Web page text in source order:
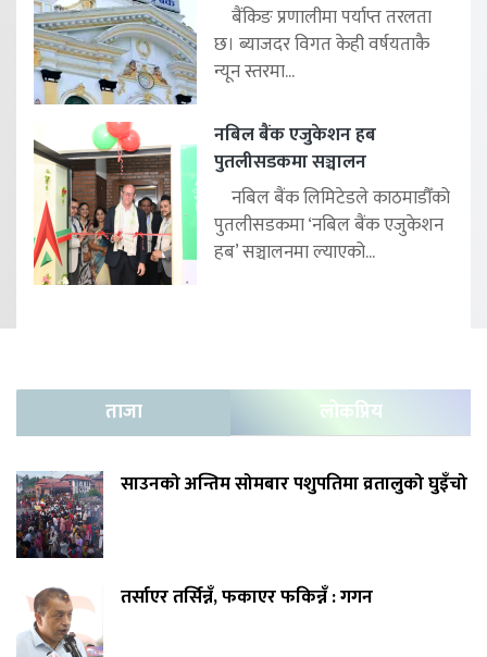
बैंकिङ प्रणालीमा पर्याप्त तरलता
छ। ब्याजदर विगत केही वर्षयताकै
न्यून स्तरमा...
नबिल बैंक एजुकेशन हब
पुतलीसडकमा सञ्चालन
नबिल बैंक लिमिटेडले काठमाडौँको
पुतलीसडकमा ‘नबिल बैंक एजुकेशन
हब’ सञ्चालनमा ल्याएको...
ताजा लोकप्रिय
साउनको अन्तिम सोमबार पशुपतिमा व्रतालुको घुइँचो
तर्साएर तर्सिन्नँ, फकाएर फकिन्नँ : गगन